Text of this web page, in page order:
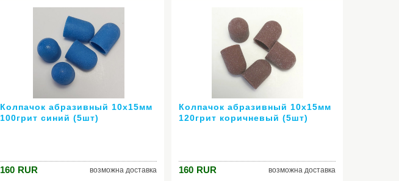
Колпачок абразивный 10х15мм
100грит синий (5шт)
160 RUR возможна доставка
Колпачок абразивный 10х15мм
120грит коричневый (5шт)
160 RUR возможна доставка